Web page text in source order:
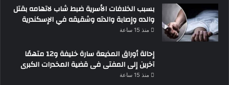
بسبب الخلافات الأسرية ضبط شاب لاتهامه بقتل
والده وإصابة والدته وشقيقه في الإسكندرية
منذ 15 ساعة
إحالة أوراق المذيعة سارة خليفة و12 متهمًا
آخرين إلى المفتى فى قضية المخدرات الكبرى
منذ 15 ساعة